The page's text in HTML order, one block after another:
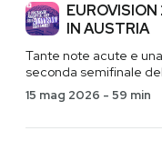
IN AUSTRIA
Tante note acute e
seconda semifinale
15 mag 2026 - 59 min